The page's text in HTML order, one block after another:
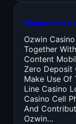
Welcome In
Ozwin
Together
Content
Zero Deposit
Make Use Of
Line Casino
Casino Cell
And
Ozwin…